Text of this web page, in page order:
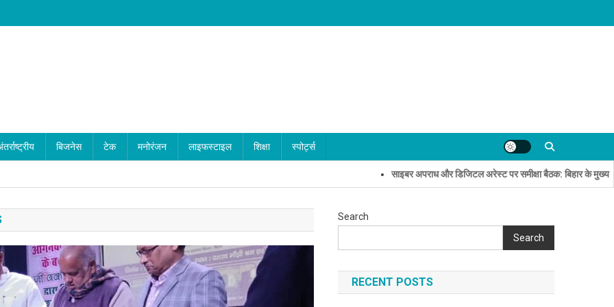
बिजनेस टेक मनोरंजन लाइफस्टाइल शिक्षा स्पोर्ट्स
साइबर अपराध और डिजिटल अरेस्ट पर समीक्षा बैठक: बिहार के मुख्य सचिव
Search
Search
RECENT POSTS